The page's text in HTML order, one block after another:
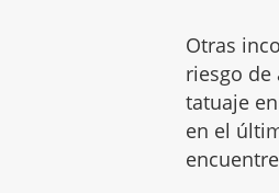
Otras
riesgo
tatuaje
en el